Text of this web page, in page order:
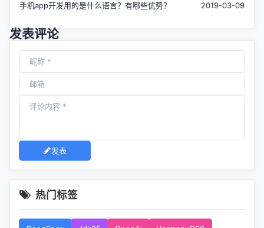
手机app开发用的是什么语言？有哪些优势？ 2019-03-09
发表评论
发表
热门标签